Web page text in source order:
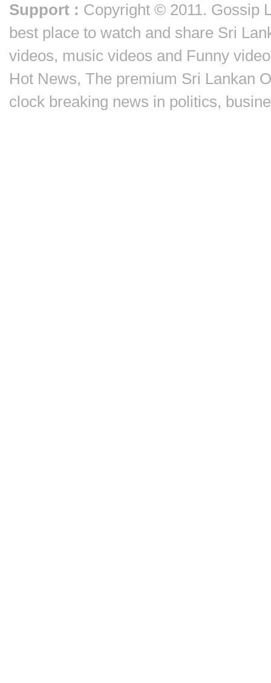
Support : Copyright © 2011. Gossip
best place to watch and share Sri
videos, music videos and Funny
Hot News, The premium Sri Lankan
clock breaking news in politics,